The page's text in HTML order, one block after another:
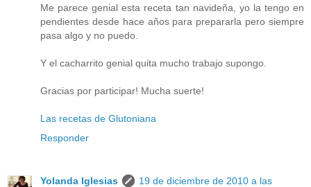
Me parece genial esta receta tan navideña, yo la tengo en
pendientes desde hace años para prepararla pero siempre
pasa algo y no puedo.
Y el cacharrito genial quita mucho trabajo supongo.
Gracias por participar! Mucha suerte!
Las recetas de Glutoniana
Responder
Yolanda Iglesias
19 de diciembre de 2010 a las